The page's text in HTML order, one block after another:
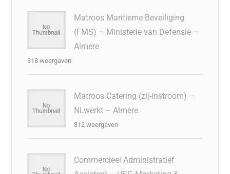
Matroos Maritieme Beveiliging
(FMS) – Ministerie van Defensie –
Almere
318 weergaven
Matroos Catering (zij-instroom) –
NLwerkt – Almere
312 weergaven
Commercieel Administratief